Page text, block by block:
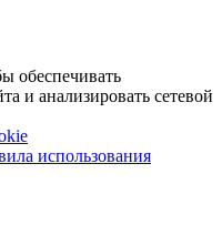
обеспечивать
и анализировать сетевой
использования